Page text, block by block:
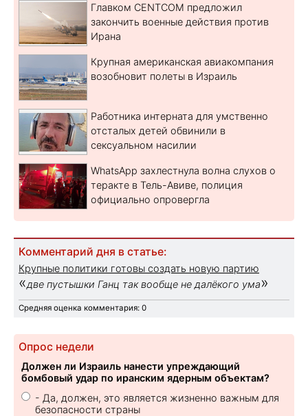
Главком CENTCOM предложил
закончить военные действия против
Ирана
Крупная американская авиакомпания
возобновит полеты в Израиль
Работника интерната для умственно
отсталых детей обвинили в
сексуальном насилии
WhatsApp захлестнула волна слухов о
теракте в Тель-Авиве, полиция
официально опровергла
Комментарий дня в статье:
Крупные политики готовы создать новую партию
«две пустышки Ганц так вообще не далёкого ума»
Средняя оценка комментария: 0
Опрос недели
Должен ли Израиль нанести упреждающий
бомбовый удар по иранским ядерным объектам?
- Да, должен, это является жизненно важным для
безопасности страны